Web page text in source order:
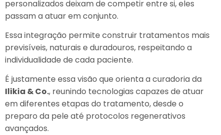
personalizados deixam de competir entre si, eles
passam a atuar em conjunto.
Essa integração permite construir tratamentos mais
previsíveis, naturais e duradouros, respeitando a
individualidade de cada paciente.
É justamente essa visão que orienta a curadoria da
Ilikia & Co., reunindo tecnologias capazes de atuar
em diferentes etapas do tratamento, desde o
preparo da pele até protocolos regenerativos
avançados.